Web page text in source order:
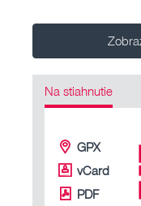
Na stiahnutie
GPX
vCard
PDF